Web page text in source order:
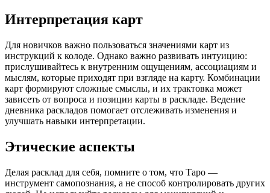
Интерпретация карт
Для новичков важно пользоваться значениями карт из
инструкций к колоде. Однако важно развивать интуицию:
прислушивайтесь к внутренним ощущениям, ассоциациям и
мыслям, которые приходят при взгляде на карту. Комбинации
карт формируют сложные смыслы, и их трактовка может
зависеть от вопроса и позиции карты в раскладе. Ведение
дневника раскладов помогает отслеживать изменения и
улучшать навыки интерпретации.
Этические аспекты
Делая расклад для себя, помните о том, что Таро —
инструмент самопознания, а не способ контролировать других